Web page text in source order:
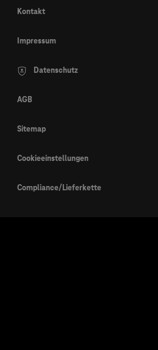
Kontakt
Impressum
Datenschutz
AGB
Sitemap
Cookieeinstellungen
Compliance/Lieferkette